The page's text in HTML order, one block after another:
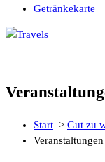
Getränkekarte
Start > Gut zu